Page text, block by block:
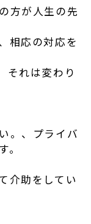
方が人生の先
相応の対応を
それは変わり
。、プライバ
介助をしてい